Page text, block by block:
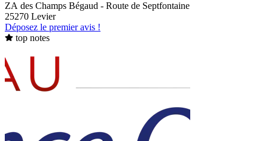
ZA des Champs Bégaud - Route de Septfontaine
25270 Levier
Déposez le premier avis !
top notes